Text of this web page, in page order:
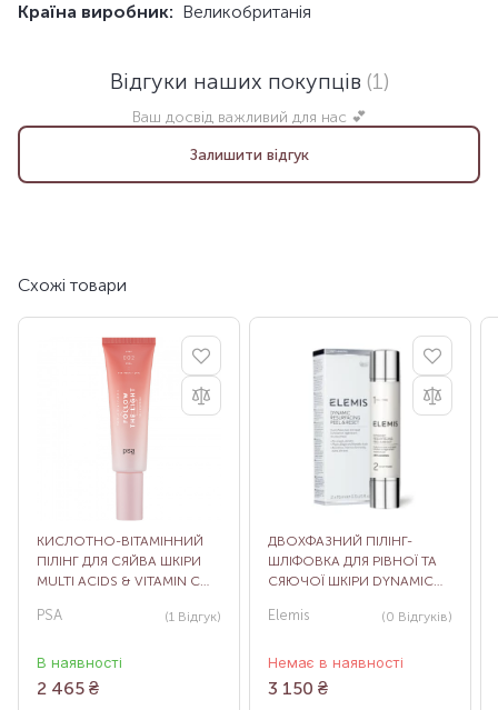
Країна виробник: Великобританія
Відгуки наших покупців (1)
Ваш досвід важливий для нас 💕
Залишити відгук
Схожі товари
КИСЛОТНО-ВІТАМІННИЙ
ПІЛІНГ ДЛЯ СЯЙВА ШКІРИ
MULTI ACIDS & VITAMIN C
PSA (1 Відгук)
В наявності
2 465 ₴
ДВОХФАЗНИЙ ПІЛІНГ-
ШЛІФОВКА ДЛЯ РІВНОЇ ТА
СЯЮЧОЇ ШКІРИ DYNAMIC
RESET, 30 МЛ
Elemis (0 Відгуків)
Немає в наявності
3 150 ₴